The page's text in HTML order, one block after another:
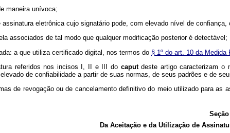
maneira unívoca;
assinatura eletrônica cujo signatário pode, com elevado nível de
associados de tal modo que qualquer modificação posterior é detectável;
a que utiliza certificado digital, nos termos do § 1º do art. 10 da Medida
referidos nos incisos I, II e III do caputdeste artigo caracterizam o
de confiabilidade a partir de suas normas, de seus padrões e de
de revogação ou de cancelamento definitivo do meio utilizado para
Seção
Da Aceitação e da Utilização de